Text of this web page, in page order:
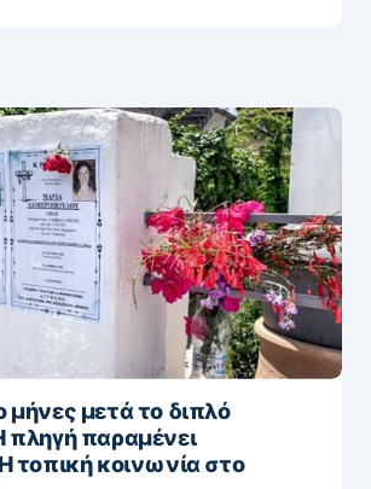
μήνες μετά το διπλό
πληγή παραμένει
τοπική κοινωνία στο